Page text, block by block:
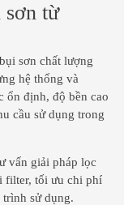
từ
sơn chất lượng
hệ thống và
ổn định, độ bền cao
cầu sử dụng trong
vấn giải pháp lọc
filter, tối ưu chi phí
sử dụng.